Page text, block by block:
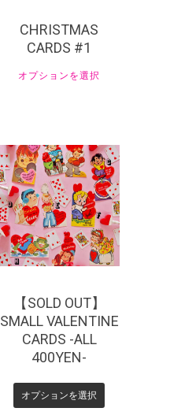
CHRISTMAS
CARDS #1
オプションを選択
¥440
【SOLD OUT】
SMALL VALENTINE
CARDS -ALL
400YEN-
オプションを選択